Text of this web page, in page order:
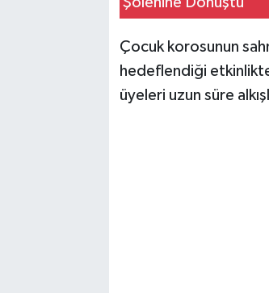
Çocuk korosunun
hedeflendiği
üyeleri uzun süre